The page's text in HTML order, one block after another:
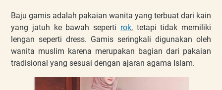
Baju gamis adalah pakaian wanita yang terbuat dari kain
yang jatuh ke bawah seperti rok, tetapi tidak memiliki
lengan seperti dress. Gamis seringkali digunakan oleh
wanita muslim karena merupakan bagian dari pakaian
tradisional yang sesuai dengan ajaran agama Islam.